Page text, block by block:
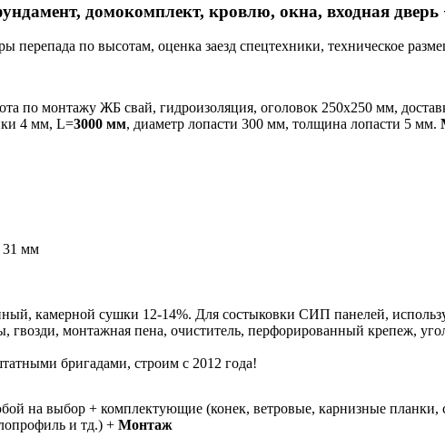
домокомплект, кровлю, окна, входная
перепада по высотам, оценка заезд спецтехники, техническое
по монтажу ЖБ свай, гидроизоляция, оголовок 250х250 мм,
4 мм, L=3000 мм, диаметр лопасти 300 мм, толщина лопасти 5 мм.
31 мм
камерной сушки 12-14%. Для состыковки СИП панелей,
монтажная пена, очиститель, перфорированный крепеж,
бригадами, строим с 2012 года!
на выбор + комплектующие (конек, ветровые, карнизные планки,
и тд.) + Монтаж